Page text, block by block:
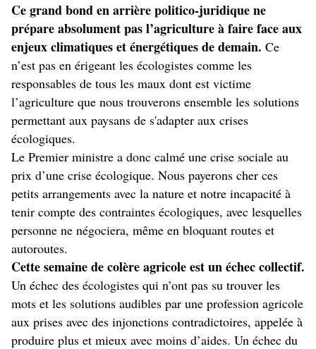
Ce grand bond en arrière politico-juridique ne
prépare absolument pas l’agriculture à faire face aux
enjeux climatiques et énergétiques de demain. Ce
n’est pas en érigeant les écologistes comme les
responsables de tous les maux dont est victime
l’agriculture que nous trouverons ensemble les solutions
permettant aux paysans de s'adapter aux crises
écologiques.
Le Premier ministre a donc calmé une crise sociale au
prix d’une crise écologique. Nous payerons cher ces
petits arrangements avec la nature et notre incapacité à
tenir compte des contraintes écologiques, avec lesquelles
personne ne négociera, même en bloquant routes et
autoroutes.
Cette semaine de colère agricole est un échec collectif.
Un échec des écologistes qui n’ont pas su trouver les
mots et les solutions audibles par une profession agricole
aux prises avec des injonctions contradictoires, appelée à
produire plus et mieux avec moins d’aides. Un échec du